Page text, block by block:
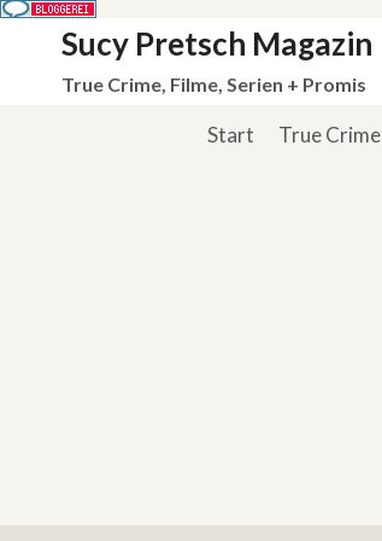
springen
Sucy Pretsch Magazin
True Crime, Filme, Serien + Promis
Start True Crime